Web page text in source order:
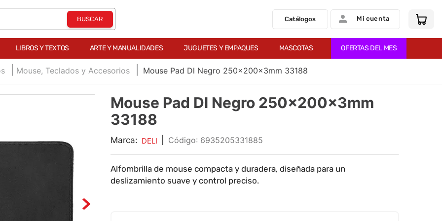
Catálogos Mi cuenta
LIBROS Y TEXTOS ARTE Y MANUALIDADES JUGUETES Y EMPAQUES MASCOTAS OFERTAS DEL MES
Mouse, Teclados y Accesorios Mouse Pad Dl Negro 250x200x3mm 33188
Mouse Pad Dl Negro 250x200x3mm
33188
Marca: DELI : 6935205331885
Alfombrilla de mouse compacta y duradera, diseñada para un
deslizamiento suave y control preciso.